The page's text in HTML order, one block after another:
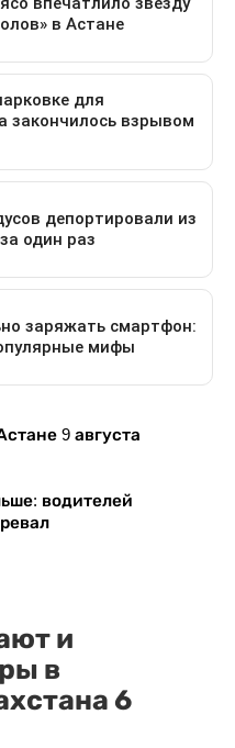
9 августа
водителей
и
в
6